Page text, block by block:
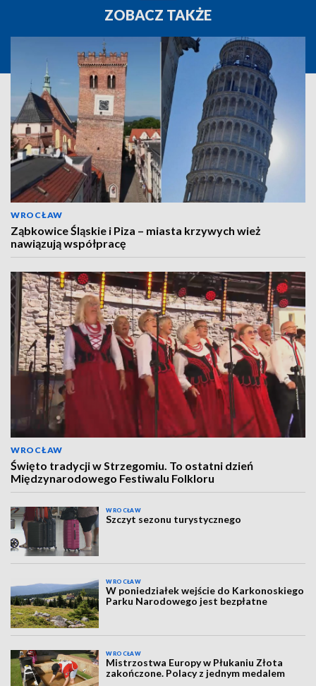
ZOBACZ TAKŻE
WROCŁAW
Ząbkowice Śląskie i Piza – miasta krzywych wież
nawiązują współpracę
WROCŁAW
Święto tradycji w Strzegomiu. To ostatni dzień
Międzynarodowego Festiwalu Folkloru
WROCŁAW
Szczyt sezonu turystycznego
WROCŁAW
W poniedziałek wejście do Karkonoskiego
Parku Narodowego jest bezpłatne
WROCŁAW
Mistrzostwa Europy w Płukaniu Złota
zakończone. Polacy z jednym medalem